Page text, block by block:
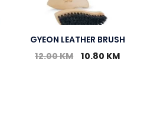
GYEON LEATHER BRUSH
12.00KM 10.80 KM